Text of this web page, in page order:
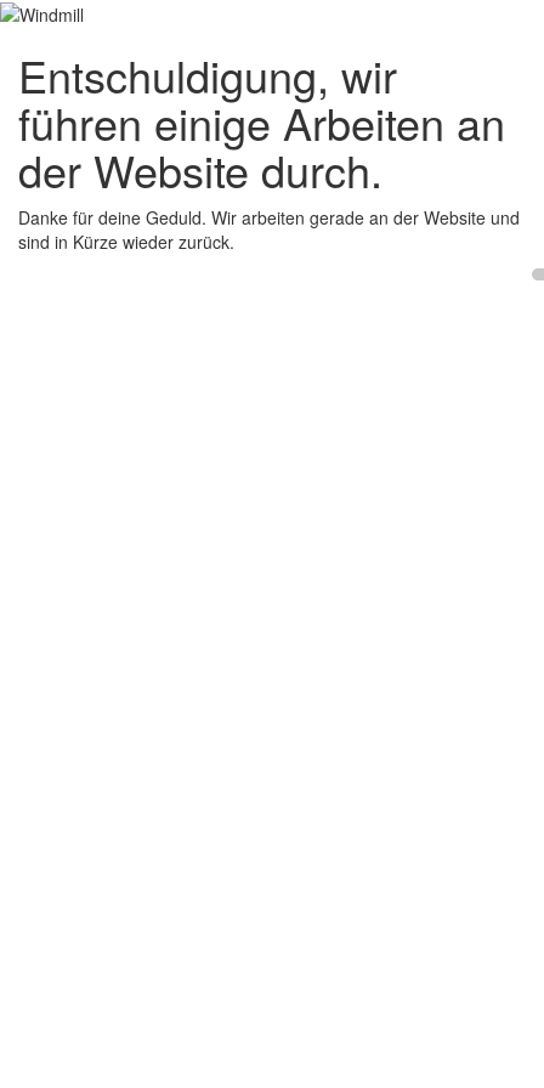
Entschuldigung, wir
führen einige Arbeiten an
der Website durch.
Danke für deine Geduld. Wir arbeiten gerade an der Website und
sind in Kürze wieder zurück.